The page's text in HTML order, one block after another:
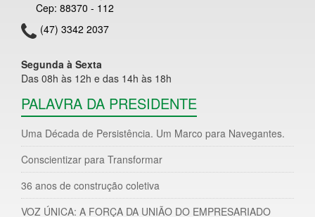
Cep: 88370 - 112
(47) 3342 2037
Segunda à Sexta
Das 08h às 12h e das 14h às 18h
PALAVRA DA PRESIDENTE
Uma Década de Persistência. Um Marco para Navegantes.
Conscientizar para Transformar
36 anos de construção coletiva
VOZ ÚNICA: A FORÇA DA UNIÃO DO EMPRESARIADO